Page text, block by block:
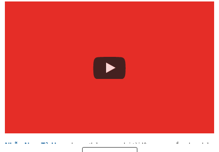
Nhẫn Nam Tỳ Hưu
phong thủy mang lại tài lộc, may mắn cho chủ